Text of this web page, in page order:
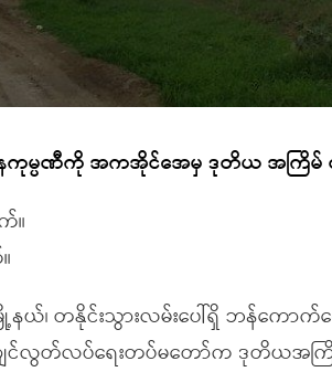
မ္ပဏီကို အကအိုင်အေမှ ဒုတိယ အကြိမ်
။
နယ်၊ တနိုင်းသွားလမ်းပေါ်ရှိ ဘန်ကောက်
င်လွတ်လပ်ရေးတပ်မတော်က ဒုတိယအက